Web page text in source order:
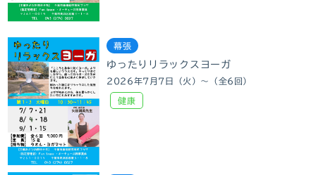
幕張
ゆったりリラックスヨーガ
2026年7月7日（火）～（全6回）
健康